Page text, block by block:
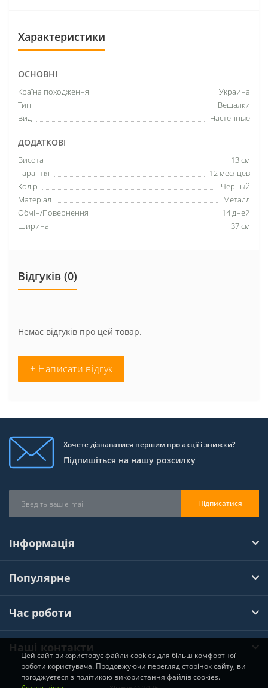
Характеристики
ОСНОВНІ
Країна походження
Украина
Тип
Вешалки
Вид
Настенные
ДОДАТКОВІ
Висота
13 см
Гарантія
12 месяцев
Колір
Черный
Матеріал
Металл
Обмін/Повернення
14 дней
Ширина
37 см
Відгуків (0)
Немає відгуків про цей товар.
+ Написати відгук
Хочете дізнаватися першим про акції і знижки?
Підпишіться на нашу розсилку
Підписатися
Інформація
Популярне
Час роботи
Наші контакти
Цей сайт використовує файли cookies для більш комфортної
роботи користувача. Продовжуючи перегляд сторінок сайту, ви
погоджуєтеся з політикою використання файлів cookies.